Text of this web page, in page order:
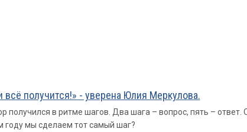
всё получится!» - уверена Юлия Меркулова.
получился в ритме шагов. Два шага – вопрос, пять – ответ.
году мы сделаем тот самый шаг?